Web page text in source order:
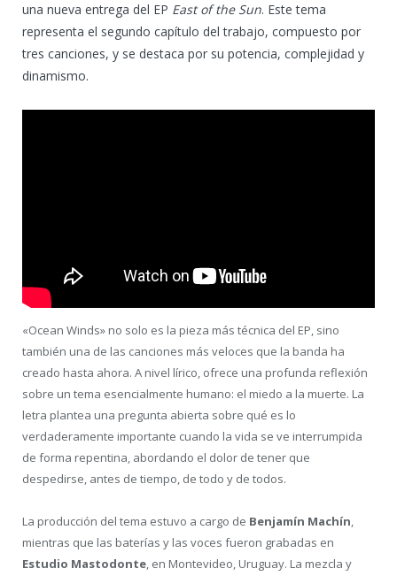
una nueva entrega del EP East of the Sun. Este tema
representa el segundo capítulo del trabajo, compuesto por
tres canciones, y se destaca por su potencia, complejidad y
dinamismo.
«Ocean Winds» no solo es la pieza más técnica del EP, sino
también una de las canciones más veloces que la banda ha
creado hasta ahora. A nivel lírico, ofrece una profunda reflexión
sobre un tema esencialmente humano: el miedo a la muerte. La
letra plantea una pregunta abierta sobre qué es lo
verdaderamente importante cuando la vida se ve interrumpida
de forma repentina, abordando el dolor de tener que
despedirse, antes de tiempo, de todo y de todos.
La producción del tema estuvo a cargo de Benjamín Machín,
mientras que las baterías y las voces fueron grabadas en
Estudio Mastodonte, en Montevideo, Uruguay. La mezcla y